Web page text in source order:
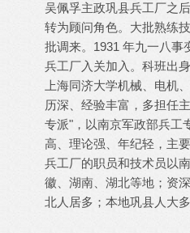
吴佩孚主政巩县兵工厂之
转为顾问角色。大批熟练
批调来。1931 年九一八事
兵工厂入关加入。科班出
上海同济大学机械、电机
历深、经验丰富，多担任
专派"，以南京军政部兵工
高、理论强、年纪轻，主
兵工厂的职员和技术员以
徽、湖南、湖北等地；资
北人居多；本地巩县人大